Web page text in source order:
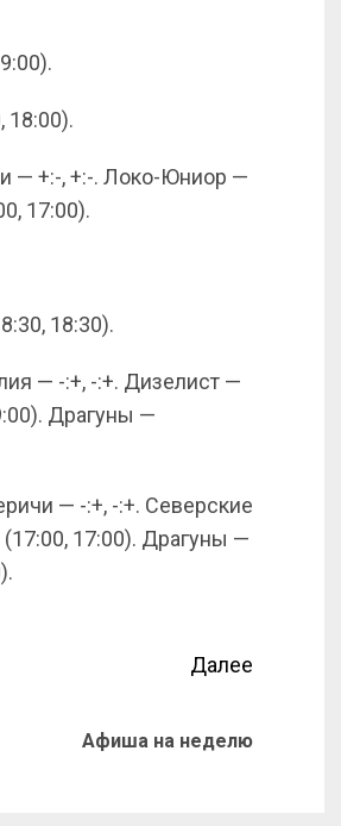
18:00).
— +:-, +:-. Локо-Юниор —
17:00).
18:30).
— -:+, -:+. Дизелист —
Драгуны —
— -:+, -:+. Северские
17:00). Драгуны —
Далее
Афиша на неделю